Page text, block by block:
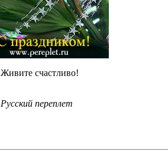
Живите счастливо!
Русский переплет